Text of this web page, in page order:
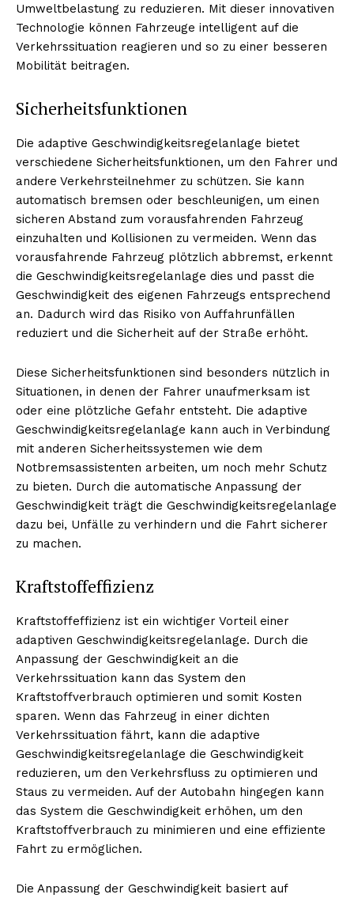
Umweltbelastung zu reduzieren. Mit dieser innovativen
Technologie können Fahrzeuge intelligent auf die
Verkehrssituation reagieren und so zu einer besseren
Mobilität beitragen.
Sicherheitsfunktionen
Die adaptive Geschwindigkeitsregelanlage bietet
verschiedene Sicherheitsfunktionen, um den Fahrer und
andere Verkehrsteilnehmer zu schützen. Sie kann
automatisch bremsen oder beschleunigen, um einen
sicheren Abstand zum vorausfahrenden Fahrzeug
einzuhalten und Kollisionen zu vermeiden. Wenn das
vorausfahrende Fahrzeug plötzlich abbremst, erkennt
die Geschwindigkeitsregelanlage dies und passt die
Geschwindigkeit des eigenen Fahrzeugs entsprechend
an. Dadurch wird das Risiko von Auffahrunfällen
reduziert und die Sicherheit auf der Straße erhöht.
Diese Sicherheitsfunktionen sind besonders nützlich in
Situationen, in denen der Fahrer unaufmerksam ist
oder eine plötzliche Gefahr entsteht. Die adaptive
Geschwindigkeitsregelanlage kann auch in Verbindung
mit anderen Sicherheitssystemen wie dem
Notbremsassistenten arbeiten, um noch mehr Schutz
zu bieten. Durch die automatische Anpassung der
Geschwindigkeit trägt die Geschwindigkeitsregelanlage
dazu bei, Unfälle zu verhindern und die Fahrt sicherer
zu machen.
Kraftstoffeffizienz
Kraftstoffeffizienz ist ein wichtiger Vorteil einer
adaptiven Geschwindigkeitsregelanlage. Durch die
Anpassung der Geschwindigkeit an die
Verkehrssituation kann das System den
Kraftstoffverbrauch optimieren und somit Kosten
sparen. Wenn das Fahrzeug in einer dichten
Verkehrssituation fährt, kann die adaptive
Geschwindigkeitsregelanlage die Geschwindigkeit
reduzieren, um den Verkehrsfluss zu optimieren und
Staus zu vermeiden. Auf der Autobahn hingegen kann
das System die Geschwindigkeit erhöhen, um den
Kraftstoffverbrauch zu minimieren und eine effiziente
Fahrt zu ermöglichen.
Die Anpassung der Geschwindigkeit basiert auf